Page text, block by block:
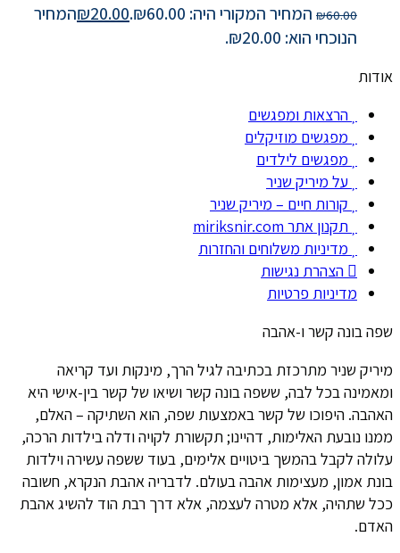
₪60.00 המחיר המקורי היה: ₪60.00. ₪20.00
המחיר
הנוכחי הוא: ₪20.00.
אודות
הרצאות ומפגשים
מפגשים מוזיקלים
מפגשים לילדים
על מיריק שניר
קורות חיים – מיריק שניר
תקנון אתר miriksnir.com
מדיניות משלוחים והחזרות
הצהרת נגישות
מדיניות פרטיות
שפה בונה קשר ו-אהבה
מיריק שניר מתרכזת בכתיבה לגיל הרך, מינקות ועד קריאה
ומאמינה בכל לבה, ששפה בונה קשר ושיאו של קשר בין-אישי היא
האהבה. היפוכו של קשר באמצעות שפה, הוא השתיקה – האלם,
ממנו נובעת האלימות, דהיינו; תקשורת לקויה ודלה בילדות הרכה,
עלולה לקבל בהמשך ביטויים אלימים, בעוד ששפה עשירה וילדות
בונת אמון, מעצימות אהבה בעולם. לדבריה אהבת הנקרא, חשובה
ככל שתהיה, אלא מטרה לעצמה, אלא דרך רבת הוד להשיג אהבת
האדם.